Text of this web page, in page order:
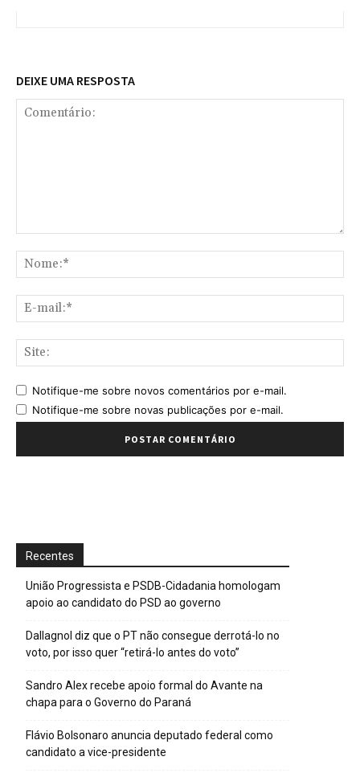
DEIXE UMA RESPOSTA
Notifique-me sobre novos comentários por e-mail.
Notifique-me sobre novas publicações por e-mail.
Recentes
União Progressista e PSDB-Cidadania homologam
apoio ao candidato do PSD ao governo
Dallagnol diz que o PT não consegue derrotá-lo no
voto, por isso quer “retirá-lo antes do voto”
Sandro Alex recebe apoio formal do Avante na
chapa para o Governo do Paraná
Flávio Bolsonaro anuncia deputado federal como
candidato a vice-presidente